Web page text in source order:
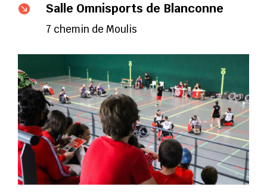
 Salle Omnisports de Blanconne
7 chemin de Moulis